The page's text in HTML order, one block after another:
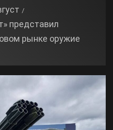
представил
рынке оружие